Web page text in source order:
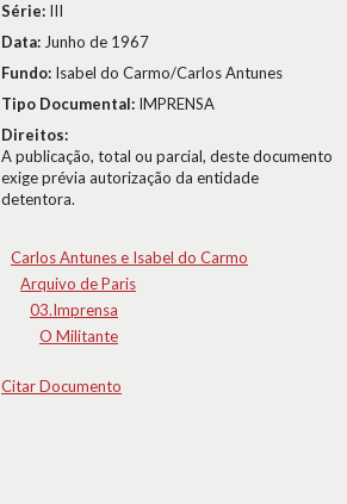
Série: III
Data: Junho de 1967
Fundo: Isabel do Carmo/Carlos Antunes
Tipo Documental: IMPRENSA
Direitos:
A publicação, total ou parcial, deste documento
exige prévia autorização da entidade
detentora.
Carlos Antunes e Isabel do Carmo
Arquivo de Paris
03.Imprensa
O Militante
Citar Documento